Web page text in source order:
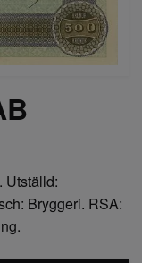
Utställd:
Bryggeri. RSA: